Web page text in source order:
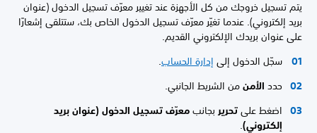
يتم تسجيل خروجك من كل الأجهزة عند تغيير معرّف تسجيل الدخول (عنوان
بريد إلكتروني). عندما تغيّر معرّف تسجيل الدخول الخاص بك، ستتلقى إشعارًا
على عنوان بريدك الإلكتروني القديم.
سجّل الدخول إلىإدارة الحساب.
حددالأمنمن الشريط الجانبي.
اضغط علىتحريربجانبمعرّف تسجيل الدخول (عنوان بريد
إلكتروني).